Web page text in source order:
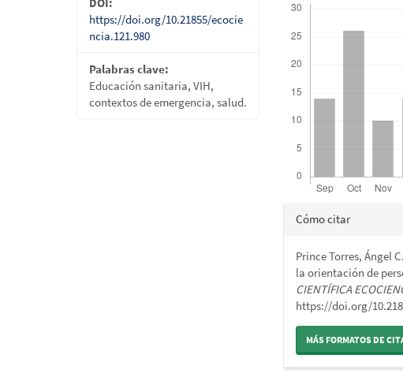
https://doi.org/10.21855/ecocie
ncia.121.980
Palabras clave:
Educación sanitaria, VIH,
contextos de emergencia, salud.
Detalles
artículo
Cómo citar
Prince Torres, Ángel
la orientación de
CIENTÍFICA
https://doi.org/
MÁS FORMATOS DE